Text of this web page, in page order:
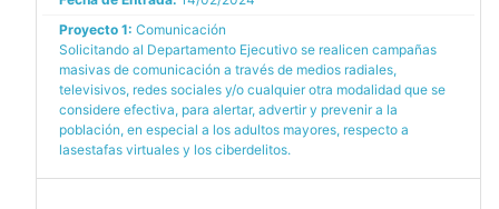
Proyecto 1: Comunicación
Solicitando al Departamento Ejecutivo se realicen campañas
masivas de comunicación a través de medios radiales,
televisivos, redes sociales y/o cualquier otra modalidad que se
considere efectiva, para alertar, advertir y prevenir a la
población, en especial a los adultos mayores, respecto a
lasestafas virtuales y los ciberdelitos.